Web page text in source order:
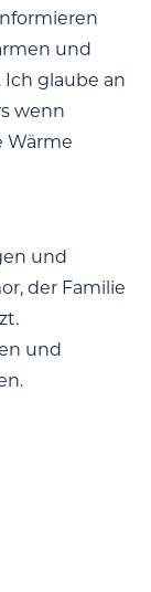
und
glaube an
wenn
Wärme
und
der Familie
und